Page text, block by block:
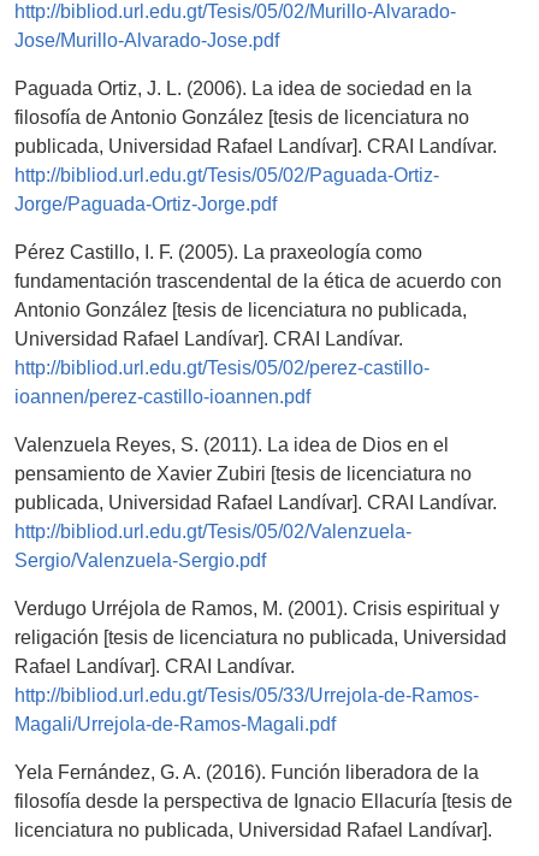
http://bibliod.url.edu.gt/Tesis/05/02/Murillo-Alvarado-
Jose/Murillo-Alvarado-Jose.pdf
Paguada Ortiz, J. L. (2006). La idea de sociedad en la
filosofía de Antonio González [tesis de licenciatura no
publicada, Universidad Rafael Landívar]. CRAI Landívar.
http://bibliod.url.edu.gt/Tesis/05/02/Paguada-Ortiz-
Jorge/Paguada-Ortiz-Jorge.pdf
Pérez Castillo, I. F. (2005). La praxeología como
fundamentación trascendental de la ética de acuerdo con
Antonio González [tesis de licenciatura no publicada,
Universidad Rafael Landívar]. CRAI Landívar.
http://bibliod.url.edu.gt/Tesis/05/02/perez-castillo-
ioannen/perez-castillo-ioannen.pdf
Valenzuela Reyes, S. (2011). La idea de Dios en el
pensamiento de Xavier Zubiri [tesis de licenciatura no
publicada, Universidad Rafael Landívar]. CRAI Landívar.
http://bibliod.url.edu.gt/Tesis/05/02/Valenzuela-
Sergio/Valenzuela-Sergio.pdf
Verdugo Urréjola de Ramos, M. (2001). Crisis espiritual y
religación [tesis de licenciatura no publicada, Universidad
Rafael Landívar]. CRAI Landívar.
http://bibliod.url.edu.gt/Tesis/05/33/Urrejola-de-Ramos-
Magali/Urrejola-de-Ramos-Magali.pdf
Yela Fernández, G. A. (2016). Función liberadora de la
filosofía desde la perspectiva de Ignacio Ellacuría [tesis de
licenciatura no publicada, Universidad Rafael Landívar].